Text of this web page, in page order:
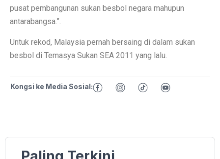
pusat pembangunan sukan besbol negara mahupun
antarabangsa.”.
Untuk rekod, Malaysia pernah bersaing di dalam sukan
besbol di Temasya Sukan SEA 2011 yang lalu.
Kongsi ke Media Sosial: